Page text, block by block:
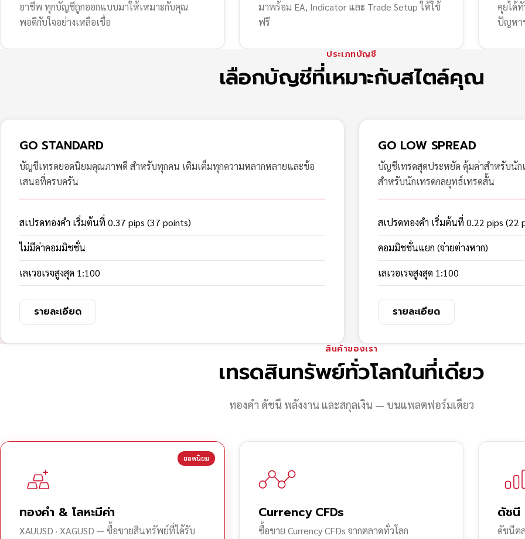
อาชีพ ทุกบัญชีถูกออกแบบมาให้เหมาะกับคุณ
พอดีกับใจอย่างเหลือเชื่อ
มาพร้อม EA, Indicator และ Trade Setup ให้ใช้
ฟรี
คุยได้
ปัญหา
ประเภทบัญชี
เลือกบัญชีที่เหมาะกับสไตล์คุณ
GO STANDARD
บัญชีเทรดยอดนิยมคุณภาพดี สำหรับทุกคน เติมเต็มทุกความหลากหลายและข้อ
เสนอที่ครบครัน
สเปรดทองคำ เริ่มต้นที่ 0.37 pips (37 points)
ไม่มีค่าคอมมิชชั่น
เลเวอเรจสูงสุด 1:100
รายละเอียด
GO LOW SPREAD
บัญชีเทรดสุดประหยัด คุ้มค่าสำหรับนัก
สำหรับนักเทรดกลยุทธ์เทรดสั้น
สเปรดทองคำ เริ่มต้นที่ 0.22 pips (22
คอมมิชชั่นแยก (จ่ายต่างหาก)
เลเวอเรจสูงสุด 1:100
รายละเอียด
สินค้าของเรา
เทรดสินทรัพย์ทั่วโลกในที่เดียว
ทองคำ ดัชนี พลังงาน และสกุลเงิน — บนแพลตฟอร์มเดียว
ยอดนิยม
ทองคำ & โลหะมีค่า
XAUUSD · XAGUSD — ซื้อขายสินทรัพย์ที่ได้รับ
Currency CFDs
ซื้อขาย Currency CFDs จากตลาดทั่วโลก
ดัชนี
ดัชนีต